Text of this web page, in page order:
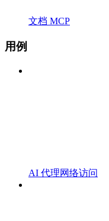
文档 MCP
用例
AI 代理网络访问